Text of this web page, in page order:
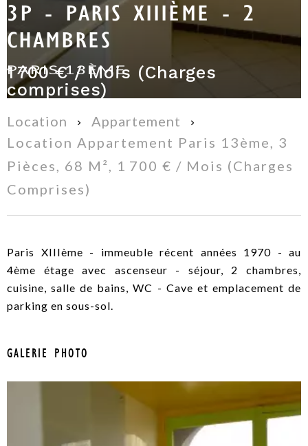
3P - PARIS XIIIÈME - 2
CHAMBRES
PARIS 13ÈME
1 700 € / Mois (Charges
comprises)
Location
Appartement
Location Appartement Paris 13ème, 3
Pièces, 68 M², 1 700 € / Mois (Charges
Comprises)
Paris XIIIème - immeuble récent années 1970 - au
4ème étage avec ascenseur - séjour, 2 chambres,
cuisine, salle de bains, WC - Cave et emplacement de
parking en sous-sol.
GALERIE PHOTO